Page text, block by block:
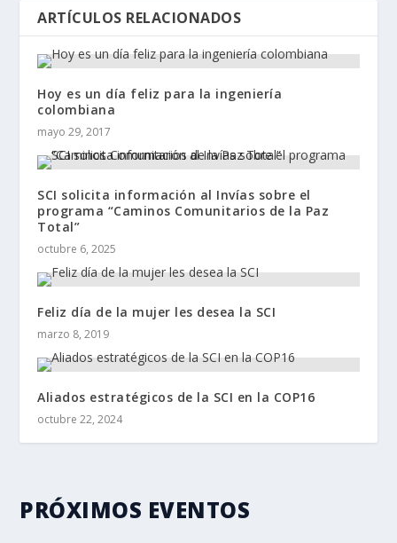
ARTÍCULOS RELACIONADOS
Hoy es un día feliz para la ingeniería
colombiana
mayo 29, 2017
SCI solicita información al Invías sobre el
programa “Caminos Comunitarios de la Paz
Total”
octubre 6, 2025
Feliz día de la mujer les desea la SCI
marzo 8, 2019
Aliados estratégicos de la SCI en la COP16
octubre 22, 2024
PRÓXIMOS EVENTOS